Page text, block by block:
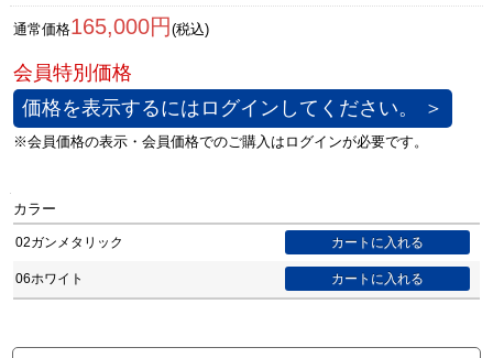
通常価格165,000円 (税込)
価格を表示するにはログインしてください。 ＞
カラー
02ガンメタリック
06ホワイト